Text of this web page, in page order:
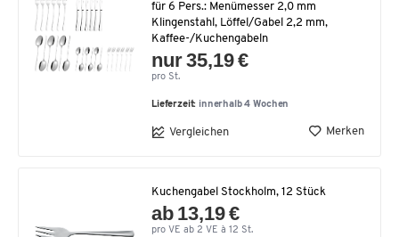
für 6 Pers.: Menümesser 2,0 mm
Klingenstahl, Löffel/Gabel 2,2 mm,
Kaffee-/Kuchengabeln
nur 35,19 €
pro St.
Lieferzeit: innerhalb 4 Wochen
Vergleichen Merken
Kuchengabel Stockholm, 12 Stück
ab 13,19 €
pro VE ab 2 VE à 12 St.